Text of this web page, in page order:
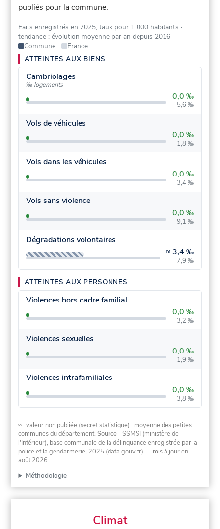
publiés pour la commune.
Faits enregistrés en 2025, taux pour 1 000 habitants ·
tendance : évolution moyenne par an depuis 2016
Commune
France
ATTEINTES AUX BIENS
Cambriolages
‰ logements
0,0 ‰
5,6 ‰
Vols de véhicules
0,0 ‰
1,8 ‰
Vols dans les véhicules
0,0 ‰
3,4 ‰
Vols sans violence
0,0 ‰
9,1 ‰
Dégradations volontaires
≈ 3,4 ‰
7,9 ‰
ATTEINTES AUX PERSONNES
Violences hors cadre familial
0,0 ‰
3,2 ‰
Violences sexuelles
0,0 ‰
1,9 ‰
Violences intrafamiliales
0,0 ‰
3,8 ‰
≈ : valeur non publiée (secret statistique) : moyenne des petites
communes du département.Source - SSMSI (ministère de
l'Intérieur), base communale de la délinquance enregistrée par la
police et la gendarmerie, 2025 (data.gouv.fr) — mis à jour en
août 2026.
Méthodologie
Climat